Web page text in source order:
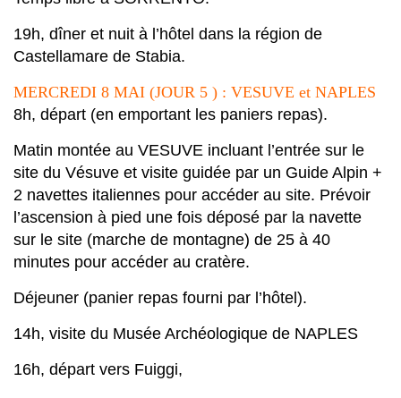
19h, dîner et nuit à l’hôtel dans la région de
Castellamare de Stabia.
MERCREDI 8 MAI (JOUR 5 ) : VESUVE et NAPLES
8h, départ (en emportant les paniers repas).
Matin montée au VESUVE incluant l’entrée sur le
site du Vésuve et visite guidée par un Guide Alpin +
2 navettes italiennes pour accéder au site. Prévoir
l’ascension à pied une fois déposé par la navette
sur le site (marche de montagne) de 25 à 40
minutes pour accéder au cratère.
Déjeuner (panier repas fourni par l’hôtel).
14h, visite du Musée Archéologique de NAPLES
16h, départ vers Fuiggi,